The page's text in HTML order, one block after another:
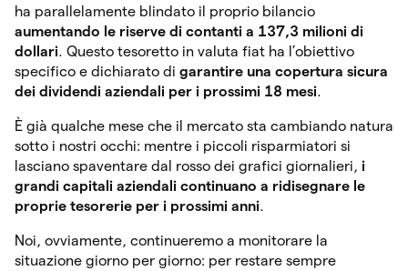
ha parallelamente blindato il proprio bilancio
aumentando le riserve di contanti a 137,3 milioni di
dollari. Questo tesoretto in valuta fiat ha l’obiettivo
specifico e dichiarato di garantire una copertura sicura
dei dividendi aziendali per i prossimi 18 mesi.
È già qualche mese che il mercato sta cambiando natura
sotto i nostri occhi: mentre i piccoli risparmiatori si
lasciano spaventare dal rosso dei grafici giornalieri, i
grandi capitali aziendali continuano a ridisegnare le
proprie tesorerie per i prossimi anni.
Noi, ovviamente, continueremo a monitorare la
situazione giorno per giorno: per restare sempre